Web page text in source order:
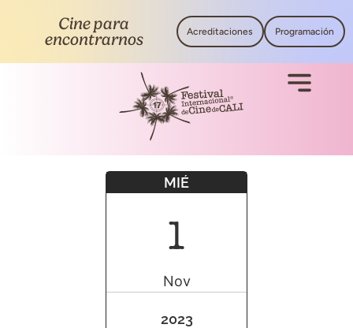
Cine para
encontrarnos
Acreditaciones Programación
MIÉ
1
Nov
2023